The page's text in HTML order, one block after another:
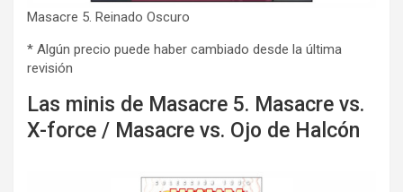
Masacre 5. Reinado Oscuro
* Algún precio puede haber cambiado desde la última
revisión
Las minis de Masacre 5. Masacre vs.
X-force / Masacre vs. Ojo de Halcón